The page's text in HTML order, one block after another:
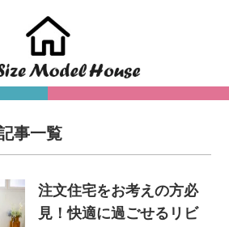
事一覧
注文住宅をお考えの方必
見！快適に過ごせるリビ